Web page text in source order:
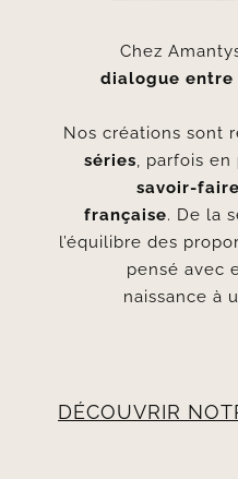
Chez
dialogue
Nos créations sont
séries, parfois en
savoir-
française. De la
l’équilibre des
pensé avec
naissance à
DÉCOUVRIR